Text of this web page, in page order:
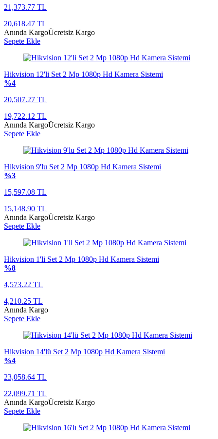
21,373.77 TL
20,618.47 TL
Anında KargoÜcretsiz Kargo
Sepete Ekle
Hikvision 12'li Set 2 Mp 1080p Hd Kamera Sistemi
%4
20,507.27 TL
19,722.12 TL
Anında KargoÜcretsiz Kargo
Sepete Ekle
Hikvision 9'lu Set 2 Mp 1080p Hd Kamera Sistemi
%3
15,597.08 TL
15,148.90 TL
Anında KargoÜcretsiz Kargo
Sepete Ekle
Hikvision 1'li Set 2 Mp 1080p Hd Kamera Sistemi
%8
4,573.22 TL
4,210.25 TL
Anında Kargo
Sepete Ekle
Hikvision 14'lü Set 2 Mp 1080p Hd Kamera Sistemi
%4
23,058.64 TL
22,099.71 TL
Anında KargoÜcretsiz Kargo
Sepete Ekle